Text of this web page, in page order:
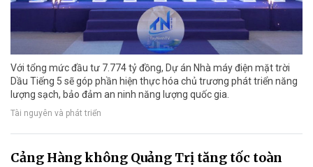
Với tổng mức đầu tư 7.774 tỷ đồng, Dự án Nhà máy điện mặt trời
Dầu Tiếng 5 sẽ góp phần hiện thực hóa chủ trương phát triển năng
lượng sạch, bảo đảm an ninh năng lượng quốc gia.
Tài nguyên và phát triển
Cảng Hàng không Quảng Trị tăng tốc toàn